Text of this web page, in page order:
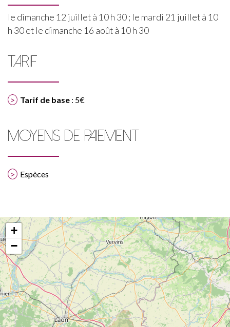
le dimanche 12 juillet à 10 h 30 ; le mardi 21 juillet à 10
h 30 et le dimanche 16 août à 10 h 30
TARIF
Tarif de base : 5€
MOYENS DE PAIEMENT
Espèces
+
−